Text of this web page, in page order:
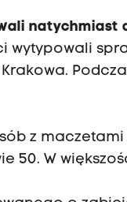
natychmiast
wytypowali
z
50. W